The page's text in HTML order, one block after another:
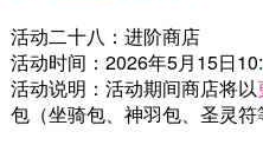
活动二十八：进阶商店
活动时间：2026年5月15日
活动说明：活动期间商店将以
包（坐骑包、神羽包、圣灵符